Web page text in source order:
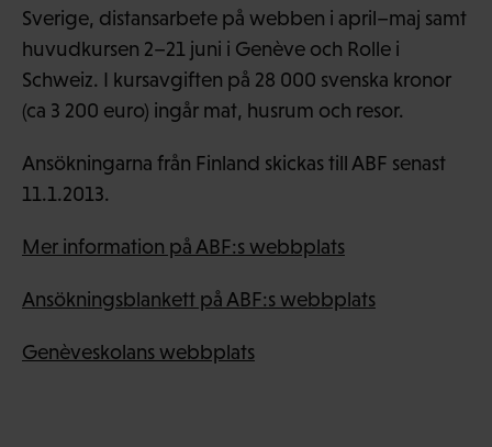
Sverige, distansarbete på webben i april–maj samt
huvudkursen 2–21 juni i Genève och Rolle i
Schweiz. I kursavgiften på 28 000 svenska kronor
(ca 3 200 euro) ingår mat, husrum och resor.
Ansökningarna från Finland skickas till ABF senast
11.1.2013.
Mer information på ABF:s webbplats
Ansökningsblankett på ABF:s webbplats
Genèveskolans webbplats